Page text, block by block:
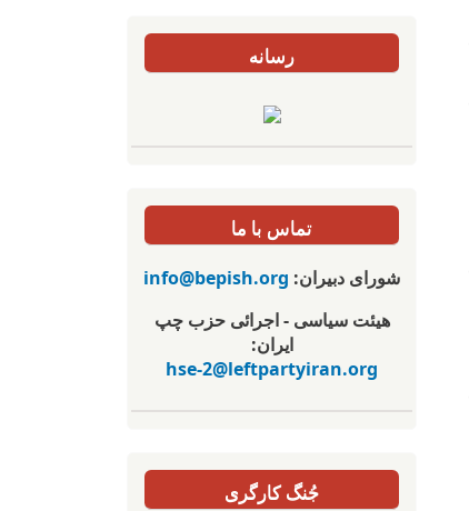
رسانه
تماس با ما
شورای دبیران: info@bepish.org
هیئت سیاسی - اجرائی حزب چپ
ایران:
hse-2@leftpartyiran.org
جُنگ کارگری